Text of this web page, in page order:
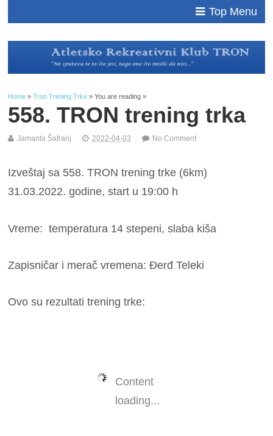
Top Menu
Home »Tron Trening Trke » You are reading »
558. TRON trening trka
Jamanta Šafranj 2022-04-03 No Comment
Izveštaj sa 558. TRON trening trke (6km)
31.03.2022. godine, start u 19:00 h
Vreme: temperatura 14 stepeni, slaba kiša
Zapisničar i merač vremena: Đerđ Teleki
Ovo su rezultati trening trke:
Content
loading...